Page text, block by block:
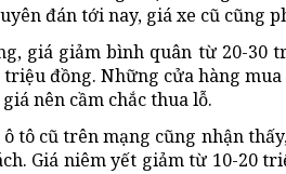
đán tới nay, giá xe cũ cũng
giá giảm bình quân từ 20-30
đồng. Những cửa hàng
nên cầm chắc thua lỗ.
tô cũ trên mạng cũng nhận
Giá niêm yết giảm từ 10-20